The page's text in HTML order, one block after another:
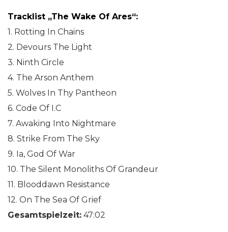
Tracklist „The Wake Of Ares“:
1. Rotting In Chains
2. Devours The Light
3. Ninth Circle
4. The Arson Anthem
5. Wolves In Thy Pantheon
6. Code Of I.C
7. Awaking Into Nightmare
8. Strike From The Sky
9. Ia, God Of War
10. The Silent Monoliths Of Grandeur
11. Blooddawn Resistance
12. On The Sea Of Grief
Gesamtspielzeit: 47:02